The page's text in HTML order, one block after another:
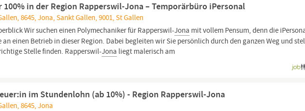
100% in der Region Rapperswil-Jona – Temporärbüro iPersonal
8645, Jona, Sankt Gallen, 9001, St Gallen
Wir suchen einen Polymechaniker für Rapperswil-Jona mit vollem Pensum, denn die
einen Betrieb in dieser Region. Dabei begleiten wir Sie persönlich durch den ganzen Weg und
Stelle finden. Rapperswil-Jona liegt malerisch am
im Stundenlohn (ab 10%) - Region Rapperswil-Jona
8645, Jona